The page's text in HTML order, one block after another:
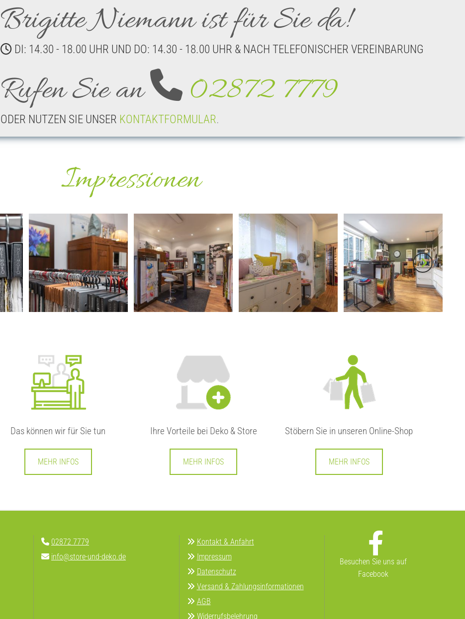
Brigitte Niemann ist für Sie da!
DI: 14.30 - 18.00 UHR UND DO: 14.30 - 18.00 UHR & NACH TELEFONISCHER VEREINBARUNG
Rufen Sie an 02872 7779
ODER NUTZEN SIE UNSER KONTAKTFORMULAR.
Impressionen
Das können wir für Sie tun
MEHR INFOS
Ihre Vorteile bei Deko & Store
MEHR INFOS
Stöbern Sie in unseren Online-Shop
MEHR INFOS
 02872 7779
 info@store-und-deko.de
 Kontakt & Anfahrt
 Impressum
 Datenschutz
 Versand & Zahlungsinformationen
 AGB
 Widerrufsbelehrung
Besuchen Sie uns auf
Facebook